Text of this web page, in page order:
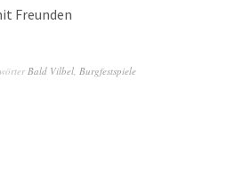
Freunden
Bald Vilbel, Burgfestspiele